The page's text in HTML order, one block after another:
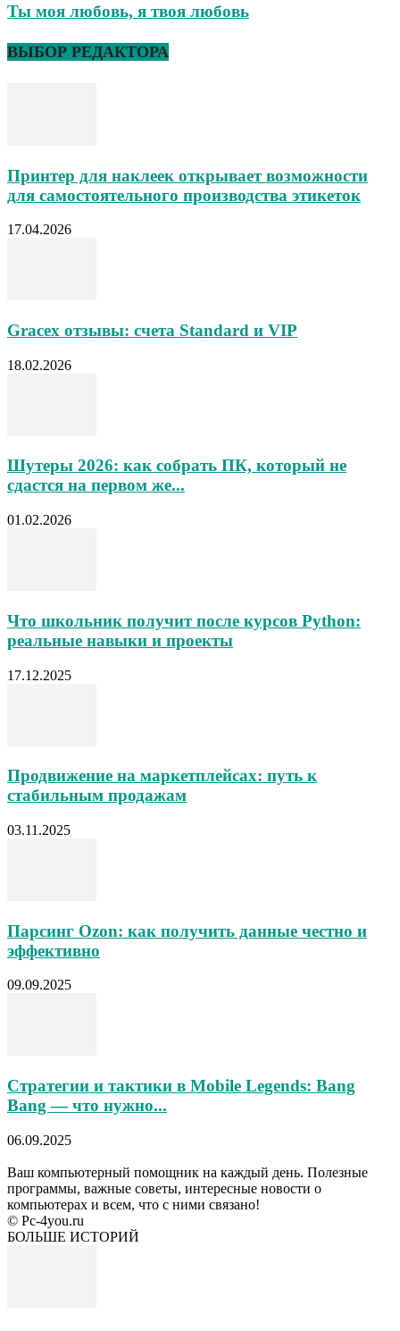
Ты моя любовь, я твоя любовь
ВЫБОР РЕДАКТОРА
Принтер для наклеек открывает возможности
для самостоятельного производства этикеток
17.04.2026
Gracex отзывы: счета Standard и VIP
18.02.2026
Шутеры 2026: как собрать ПК, который не
сдастся на первом же...
01.02.2026
Что школьник получит после курсов Python:
реальные навыки и проекты
17.12.2025
Продвижение на маркетплейсах: путь к
стабильным продажам
03.11.2025
Парсинг Ozon: как получить данные честно и
эффективно
09.09.2025
Стратегии и тактики в Mobile Legends: Bang
Bang — что нужно...
06.09.2025
Ваш компьютерный помощник на каждый день. Полезные
программы, важные советы, интересные новости о
компьютерах и всем, что с ними связано!
© Pc-4you.ru
БОЛЬШЕ ИСТОРИЙ